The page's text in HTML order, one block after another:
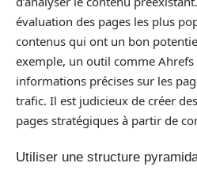
évaluation des pages les plus
contenus qui ont un bon
exemple, un outil comme
informations précises sur les
trafic. Il est judicieux de créer
pages stratégiques à partir de
Utiliser une structure